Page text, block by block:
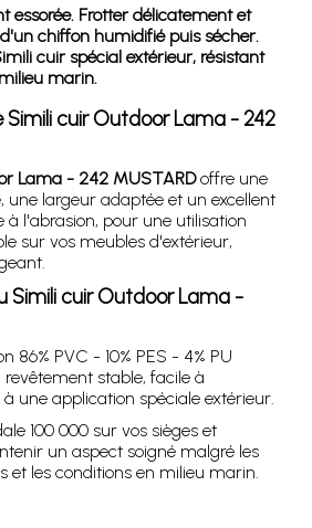
essorée. Frotter délicatement et
chiffon humidifié puis sécher.
cuir spécial extérieur, résistant
marin.
Simili cuir Outdoor Lama - 242
Lama - 242 MUSTARDoffre une
une largeur adaptée et un excellent
à l'abrasion, pour une utilisation
sur vos meubles d'extérieur,
Simili cuir Outdoor Lama -
86% PVC - 10% PES - 4% PU
stable, facile à
une application spéciale extérieur.
100 000 sur vos sièges et
un aspect soigné malgré les
et les conditions en milieu marin.